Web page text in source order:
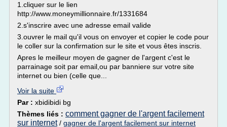
1.cliquer sur le lien
http://www.moneymillionnaire.fr/1331684
2.s'inscrire avec une adresse email valide
3.ouvrer le mail qu'il vous on envoyer et copier le code pour
le coller sur la confirmation sur le site et vous êtes inscris.
Apres le meilleur moyen de gagner de l'argent c'est le
parrainage soit par email,ou par banniere sur votre site
internet ou bien (celle que...
Voir la suite
Par : xbidibidi bg
Thèmes liés : comment gagner de l'argent facilement
sur internet/ gagner de l'argent facilement sur internet